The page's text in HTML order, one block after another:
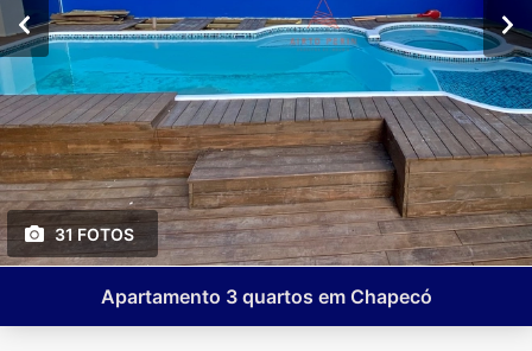
31 FOTOS
Apartamento 3 quartos em Chapecó